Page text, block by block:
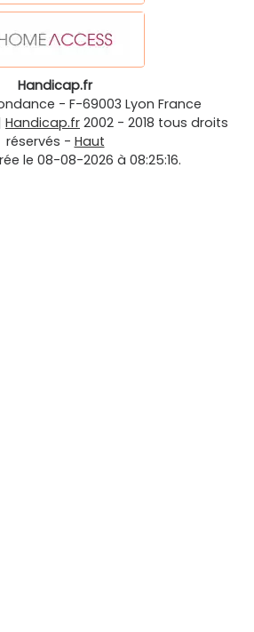
Handicap.fr
- F-69003 Lyon France
Handicap.fr 2002 - 2018 tous droits
réservés - Haut
le 08-08-2026 à 08:25:16.